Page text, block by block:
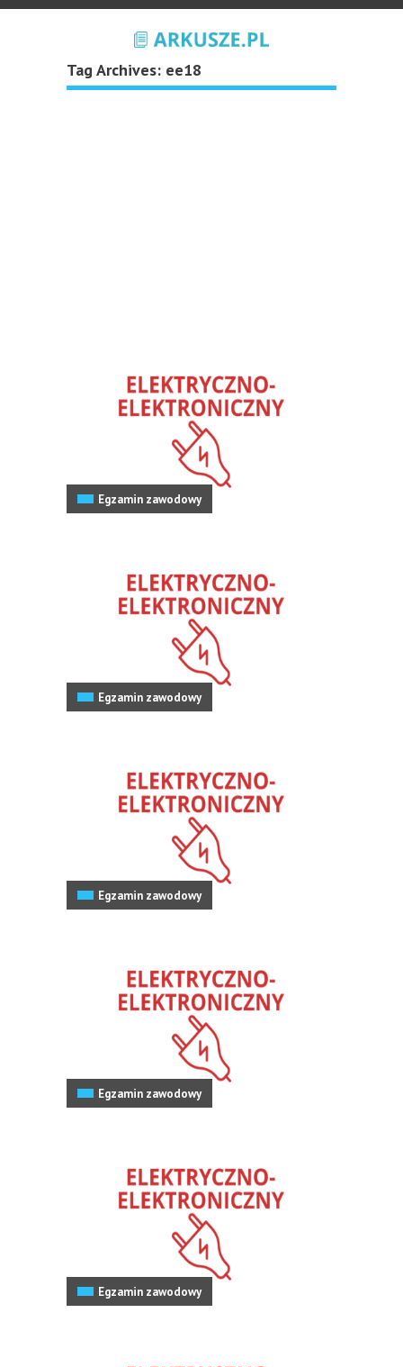
Tag Archives: ee18
Egzamin zawodowy
Egzamin zawodowy
Egzamin zawodowy
Egzamin zawodowy
Egzamin zawodowy